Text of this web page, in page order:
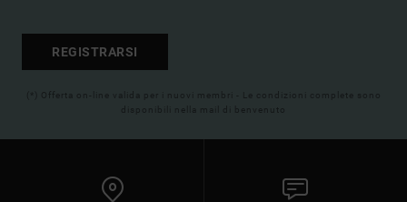
REGISTRARSI
(*) Offerta on-line valida per i nuovi membri - Le condizioni complete sono
disponibili nella mail di benvenuto